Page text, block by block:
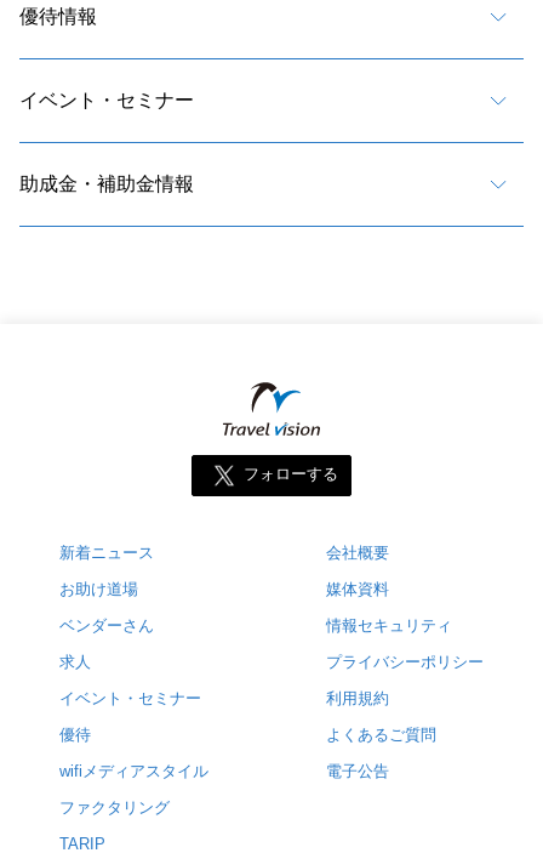
優待情報
イベント・セミナー
助成金・補助金情報
フォローする
新着ニュース
お助け道場
ベンダーさん
求人
イベント・セミナー
優待
wifiメディアスタイル
ファクタリング
TARIP
会社概要
媒体資料
情報セキュリティ
プライバシーポリシー
利用規約
よくあるご質問
電子公告